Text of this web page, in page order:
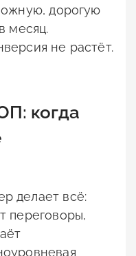
дорогую
месяц.
не растёт.
когда
делает всё:
переговоры,